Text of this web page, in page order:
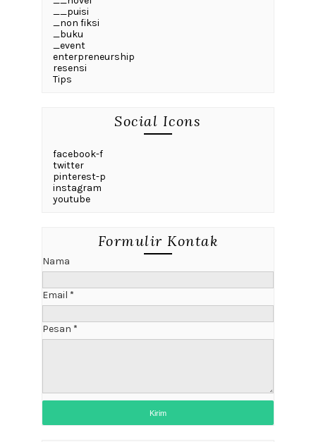
__puisi
_non fiksi
_buku
_event
enterpreneurship
resensi
Tips
Social Icons
facebook-f
twitter
pinterest-p
instagram
youtube
Formulir Kontak
Nama
Email *
Pesan *